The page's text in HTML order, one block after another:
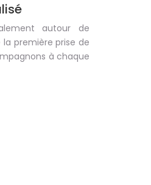
autour de
première prise de
à chaque